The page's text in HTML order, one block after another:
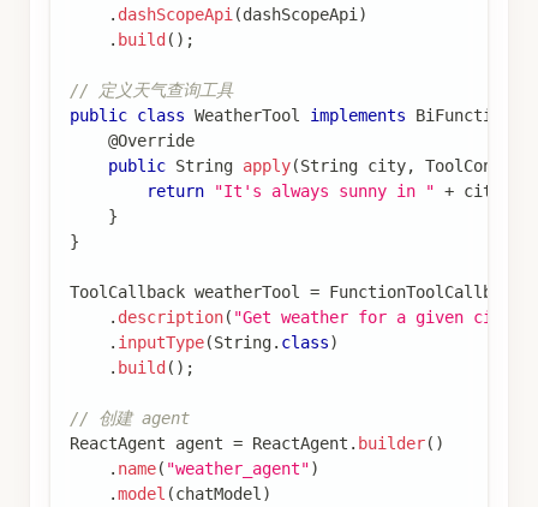
. dashScopeApi (dashScopeApi )
. build ( ) ;
// 定义天气查询工具
public class WeatherTool implements BiFunction
@Override
public String apply(String city, ToolContext
return
"It's always sunny in " + city
}
}
ToolCallback weatherTool = FunctionToolCallback
. description( "Get weather for a given city"
. inputType(String. class)
. build ( ) ;
// 创建 agent
ReactAgent agent = ReactAgent . builder( )
. name( "weather_agent")
.model (chatModel )